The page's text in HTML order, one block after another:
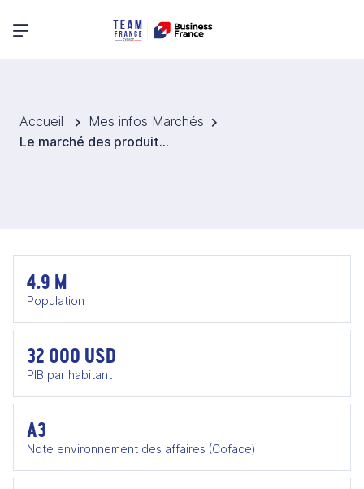
Menu principal
Accueil
Mes infos Marchés
Le marché des produits d'épicerie et gourmets au Koweit
4.9 M
Population
32 000 USD
PIB par habitant
A3
Note environnement des affaires (Coface)